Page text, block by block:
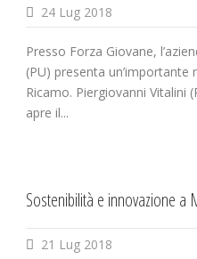
24 Lug 2018
Presso Forza Giovane,
(PU) presenta un’importante
Ricamo. Piergiovanni Vitalini
apre il...
Sostenibilità e innovazione a
21 Lug 2018